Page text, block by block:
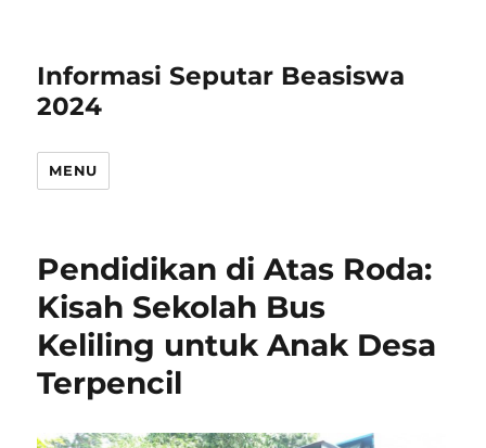
Informasi Seputar Beasiswa
2024
MENU
Pendidikan di Atas Roda:
Kisah Sekolah Bus
Keliling untuk Anak Desa
Terpencil